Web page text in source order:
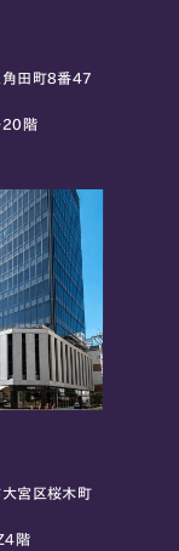
角田町8番47
20階
宮区桜木町
階